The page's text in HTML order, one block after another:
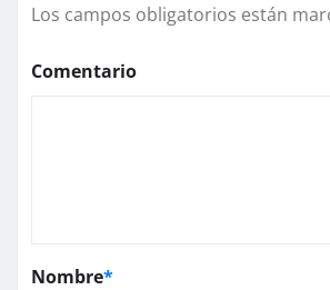
Los campos obligatorios están
Comentario
Nombre*